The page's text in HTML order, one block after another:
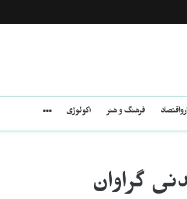
فرهنگ و هنر اکولوژی
گراوان